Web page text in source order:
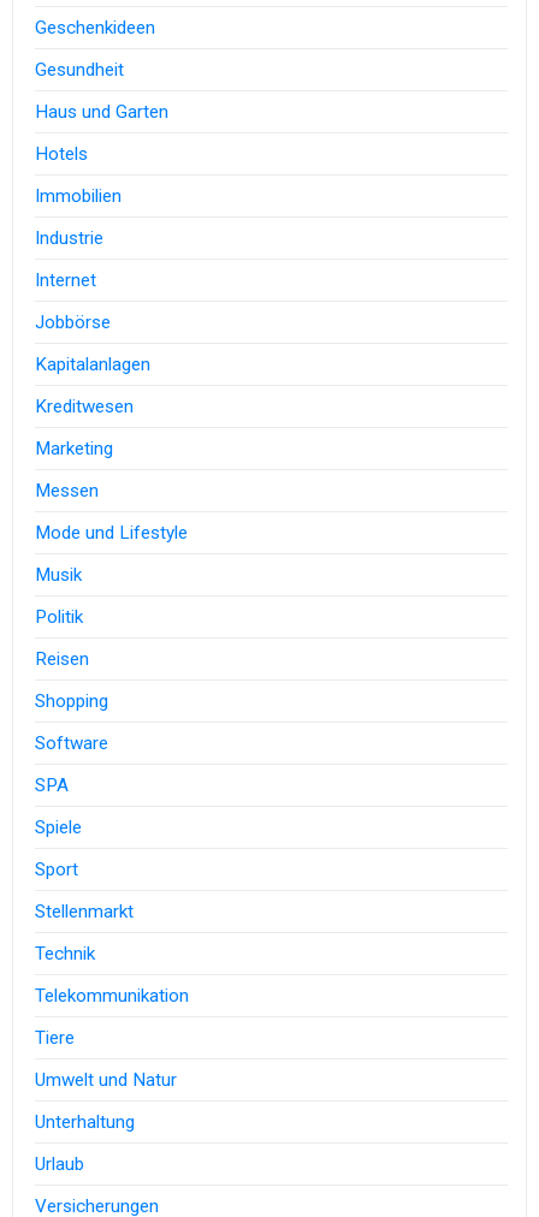
Geschenkideen
Gesundheit
Haus und Garten
Hotels
Immobilien
Industrie
Internet
Jobbörse
Kapitalanlagen
Kreditwesen
Marketing
Messen
Mode und Lifestyle
Musik
Politik
Reisen
Shopping
Software
SPA
Spiele
Sport
Stellenmarkt
Technik
Telekommunikation
Tiere
Umwelt und Natur
Unterhaltung
Urlaub
Versicherungen